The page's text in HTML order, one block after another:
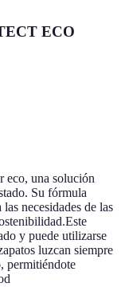
ECO
eco, una solución
Su fórmula
necesidades de las
y puede utilizarse
luzcan siempre
permitiéndote